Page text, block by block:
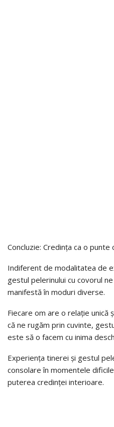
Concluzie: Credința ca o
Indiferent de modalitatea de
gestul pelerinului cu covorul
manifestă în moduri diverse.
Fiecare om are o relație unică
că ne rugăm prin cuvinte,
este să o facem cu inima
Experiența tinerei și gestul
consolare în momentele
puterea credinței interioare.